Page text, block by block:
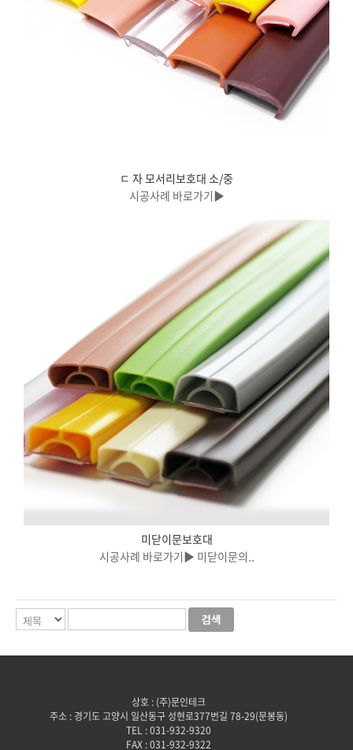
ㄷ 자 모서리보호대 소/중
시공사례 바로가기▶
미닫이문보호대
시공사례 바로가기▶ 미닫이문의..
상호 : (주)문인테크
주소 : 경기도 고양시 일산동구 성현로377번길 78-29(문봉동)
TEL : 031-932-9320
FAX : 031-932-9322